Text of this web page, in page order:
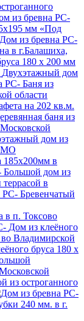
мм «Под
в г.Балашиха,
180 х 200 мм
Двухэтажный дом
Баня из
области
на 202 кв.м.
баня из
дом из
МО
185х200мм в
Большой дом из
в
Бревенчатый
в п. Токсово
Дом из клеёного
Владимирской
бруса 180 х
из остроганного
240 мм. в г.